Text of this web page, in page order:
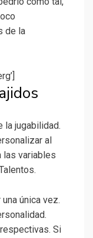
de la
la jugabilidad.
al
las variables
única vez.
Si